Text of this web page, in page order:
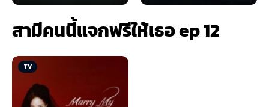
สามีคนนี้แจกฟรีให้เธอ ep 12
TV